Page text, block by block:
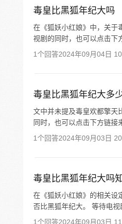
毒皇比黑狐年纪大吗
在《狐妖小红娘》中，关于
视剧的同时，也可以点击下
1个回答2024年09月04日
毒皇比黑狐年纪大多
文中并未提及毒皇欢都擎天
同时，也可以点击下方链接
1个回答2024年09月03日
毒皇比黑狐年纪大吗
在《狐妖小红娘》的相关设
否比黑狐年纪大。 等待电
1个回答2024年09月03日